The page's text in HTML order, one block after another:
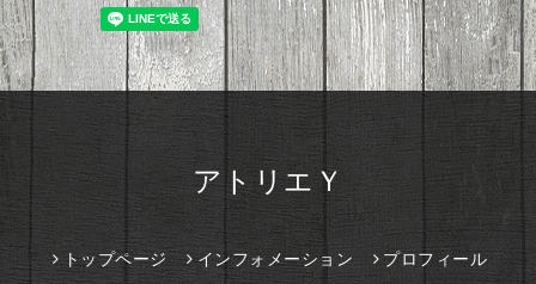
アトリエＹ
トップページ インフォメーション プロフィール